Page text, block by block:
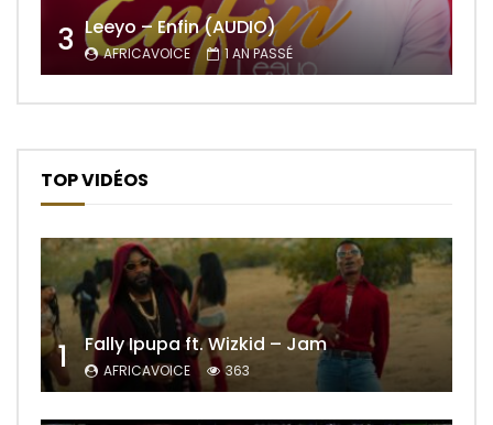
3 Leeyo – Enfin (AUDIO)
AFRICAVOICE 1 AN PASSÉ
TOP VIDÉOS
1 Fally Ipupa ft. Wizkid – Jam
AFRICAVOICE 363